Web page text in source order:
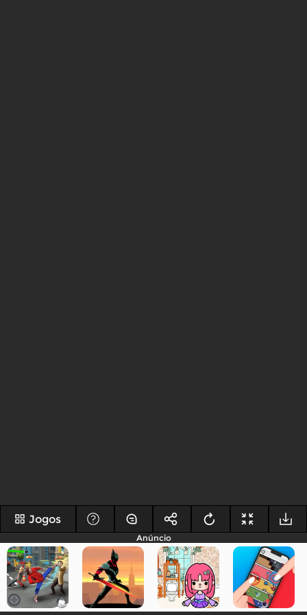
Jogos
Anúncio